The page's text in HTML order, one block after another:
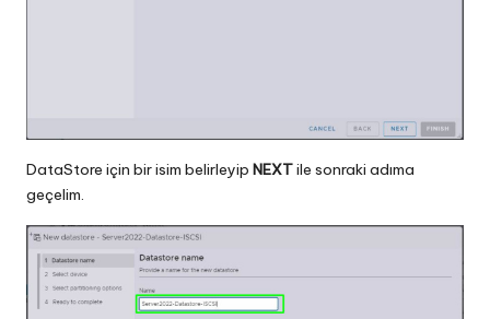
DataStore için bir isim belirleyip NEXTile sonraki adıma
geçelim.